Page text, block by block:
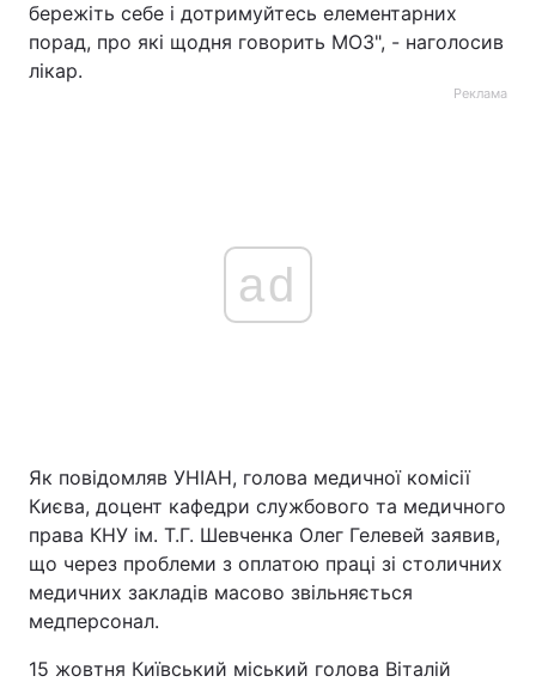
бережіть себе і дотримуйтесь елементарних
порад, про які щодня говорить МОЗ", - наголосив
лікар.
Реклама
ad
Як повідомляв УНІАН, голова медичної комісії
Києва, доцент кафедри службового та медичного
права КНУ ім. Т.Г. Шевченка Олег Гелевей заявив,
що через проблеми з оплатою праці зі столичних
медичних закладів масово звільняється
медперсонал.
15 жовтня Київський міський голова Віталій